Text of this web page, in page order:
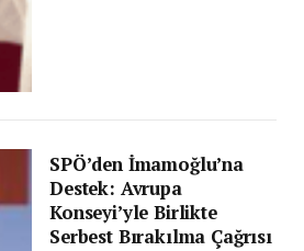
SPÖ’den İmamoğlu’na
Destek: Avrupa
Konseyi’yle Birlikte
Serbest Bırakılma Çağrısı